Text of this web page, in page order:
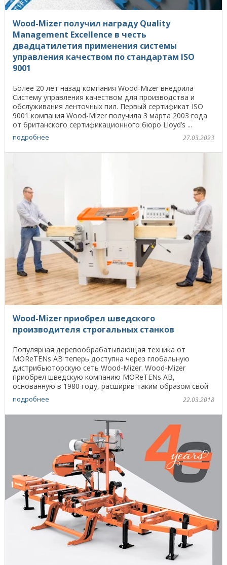
Wood-Mizer получил награду Quality
Management Excellence в честь
двадцатилетия применения системы
управления качеством по стандартам ISO
9001
Более 20 лет назад компания Wood-Mizer внедрила
Систему управления качеством для производства и
обслуживания ленточных пил. Первый сертификат ISO
9001 компания Wood-Mizer получила 3 марта 2003 года
от британского сертификационного бюро Lloyd’s ...
подробнее 27.03.2023
Wood-Mizer приобрел шведского
производителя строгальных станков
Популярная деревообрабатывающая техника от
MOReTENs AB теперь доступна через глобальную
дистрибьюторскую сеть Wood-Mizer. Wood-Mizer
приобрел шведскую компанию MOReTENs AB,
основанную в 1980 году, расширив таким образом свой
ассортимент и включив в ...
подробнее 22.03.2018